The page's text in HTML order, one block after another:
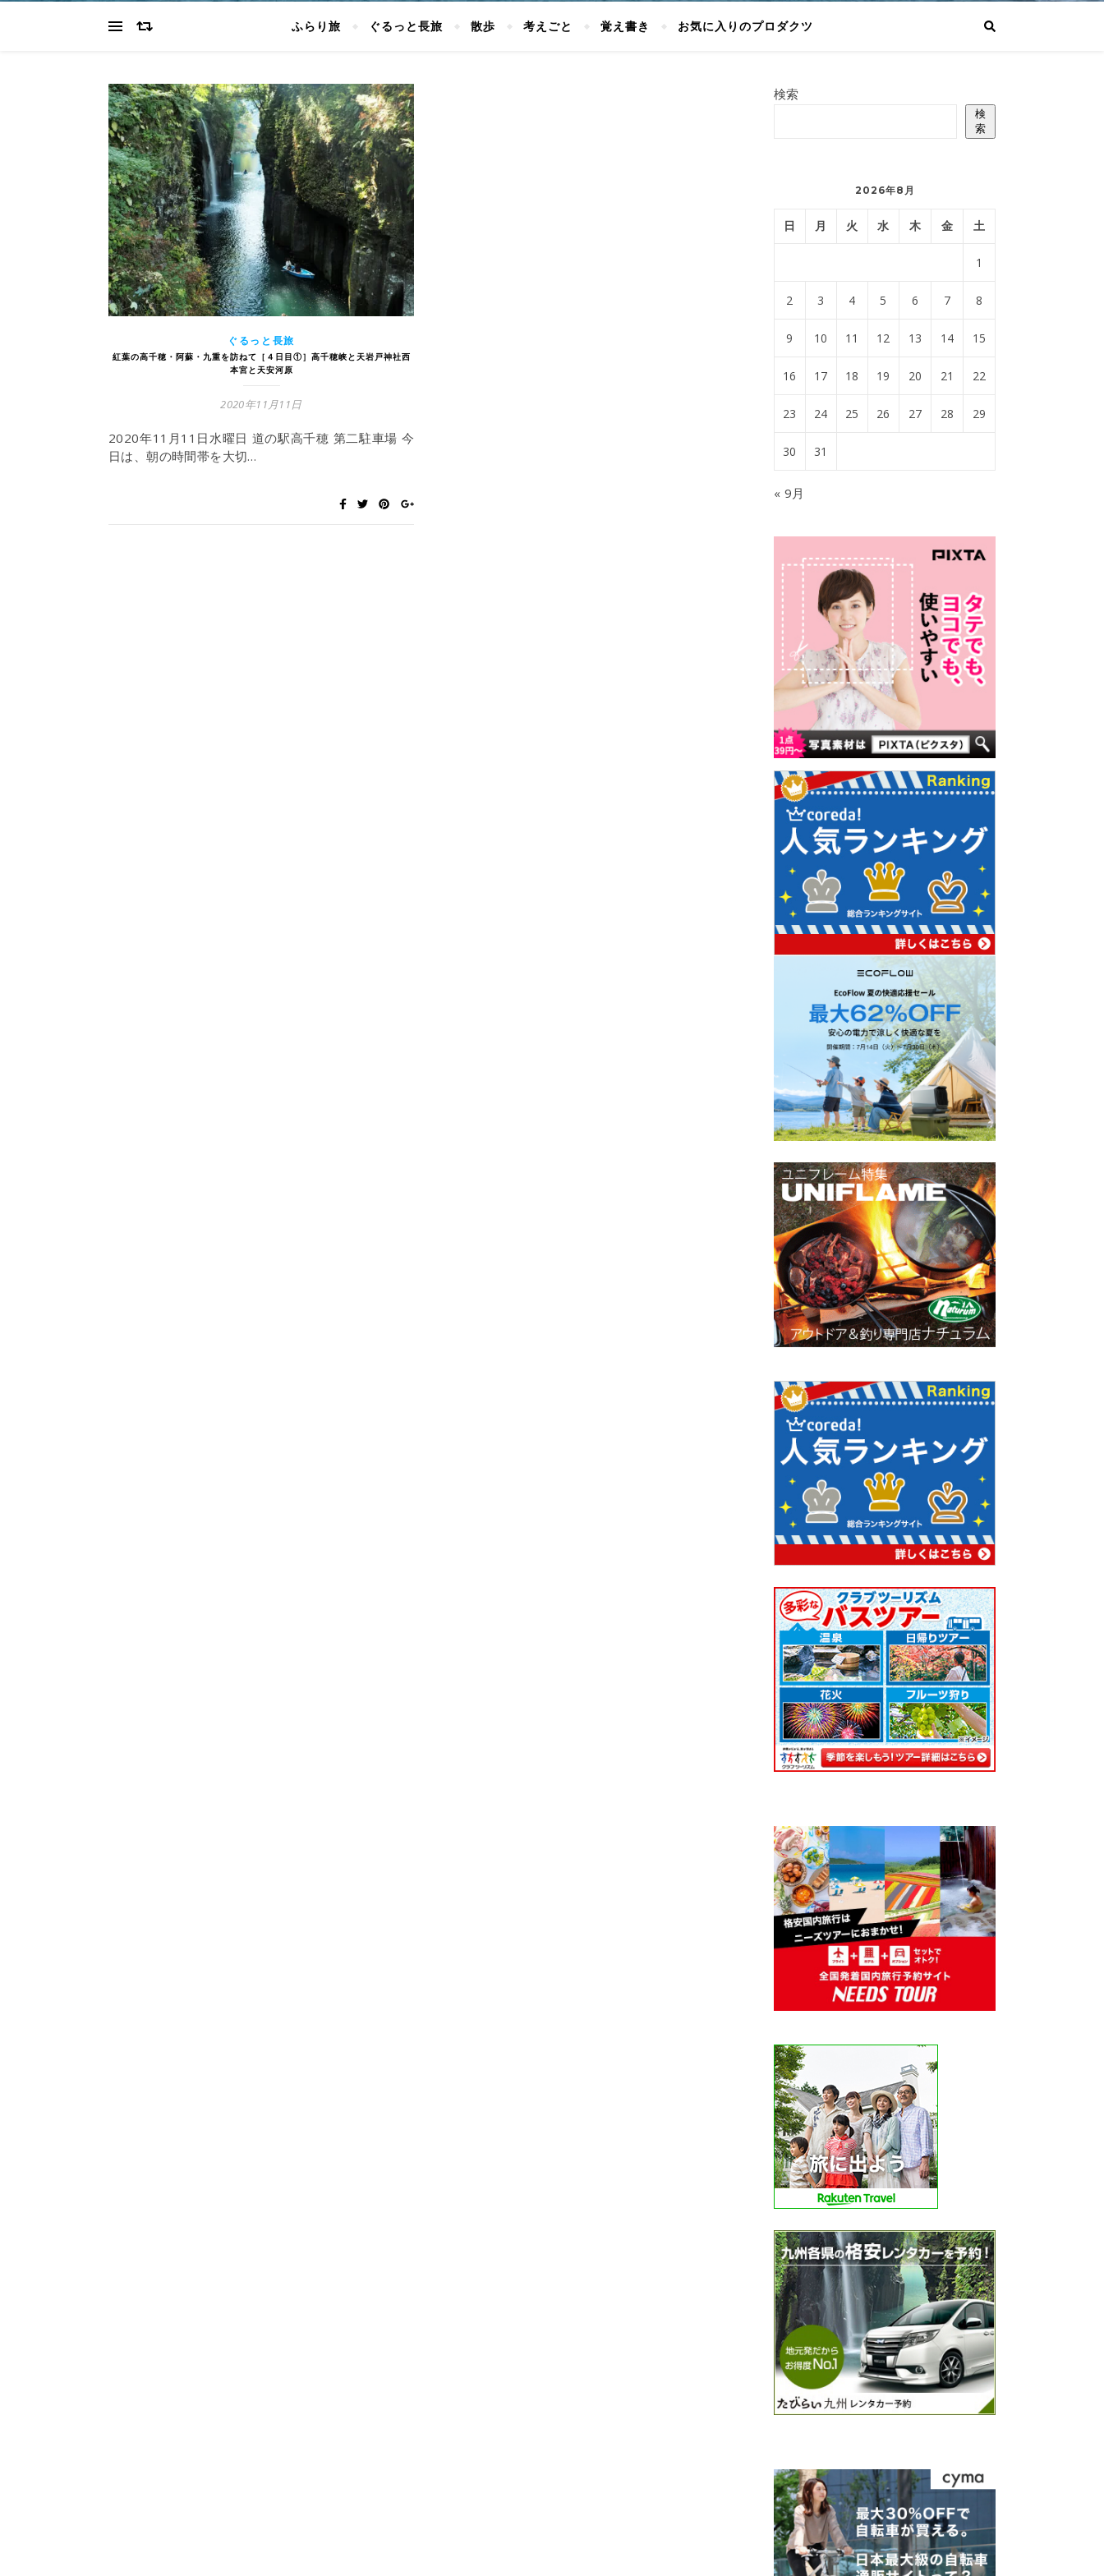
ふらり旅 ぐるっと長旅 散歩 考えごと 覚え書き お気に入りのプロダクツ
ぐるっと長旅
紅葉の高千穂・阿蘇・九重を訪ねて［４日目①］高千穂峡と天岩戸神社西
本宮と天安河原
2020年11月11日
2020年11月11日水曜日 道の駅高千穂 第二駐車場 今
日は、朝の時間帯を大切…
検索
検
索
2026年8月
日 月 火 水 木 金 土
1
2 3 4 5 6 7 8
9 10 11 12 13 14 15
16 17 18 19 20 21 22
23 24 25 26 27 28 29
30 31
« 9月